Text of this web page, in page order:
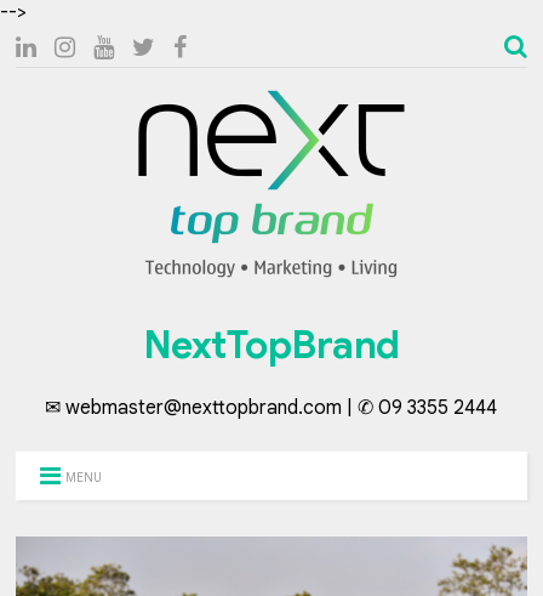
-->
NextTopBrand
✉ webmaster@nexttopbrand.com | ✆ 09 3355 2444
MENU